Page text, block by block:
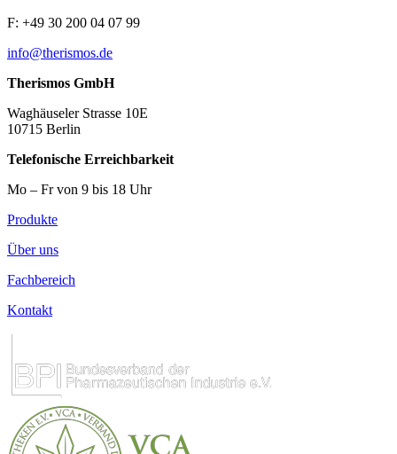
F: +49 30 200 04 07 99
info@therismos.de
Therismos GmbH
Waghäuseler Strasse 10E
10715 Berlin
Telefonische Erreichbarkeit
Mo – Fr von 9 bis 18 Uhr
Produkte
Über uns
Fachbereich
Kontakt